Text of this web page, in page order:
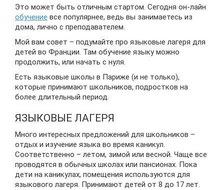
Это может быть отличным стартом. Сегодня он-лайн
обучение все популярнее, ведь вы занимаетесь из
дома, лично с преподавателем.
Мой вам совет – подумайте про языковые лагеря для
детей во Франции. Там обучение языку можно
продолжить, или начать с нуля.
Есть языковые школы в Париже (и не только),
которые принимают школьников, подростков на
более длительный период.
ЯЗЫКОВЫЕ ЛАГЕРЯ
Много интересных предложений для школьников –
отдых и изучение языка во время каникул.
Соответственно – летом, зимой или весной. Чаще все
проводятся в обычных школах или пансионах. Пока
дети на каникулах, помещения используются для
языкового лагеря. Принимают детей от 8 до 17 лет.